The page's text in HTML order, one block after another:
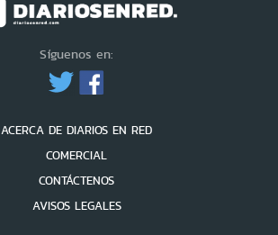
Síguenos en:
ACERCA DE DIARIOS EN RED
COMERCIAL
CONTÁCTENOS
AVISOS LEGALES